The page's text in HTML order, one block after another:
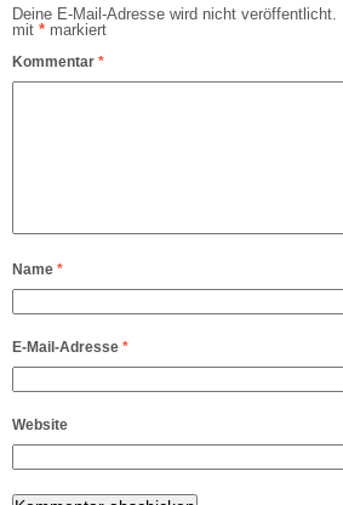
Deine E-Mail-Adresse wird nicht veröffentlicht.
mit * markiert
Kommentar *
Name *
E-Mail-Adresse *
Website